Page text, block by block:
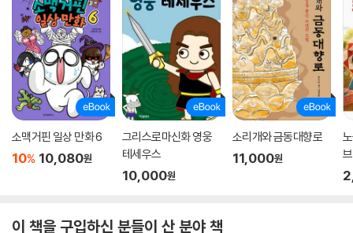
소맥거핀 일상 만화 6
10% 10,080원
그리스로마신화 영웅
테세우스
10,000원
소리개와 금동대향로
11,000원
이 책을 구입하신 분들이 산 분야 책